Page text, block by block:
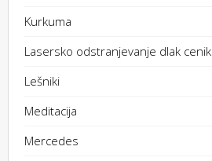
Kurkuma
Lasersko odstranjevanje dlak cenik
Lešniki
Meditacija
Mercedes